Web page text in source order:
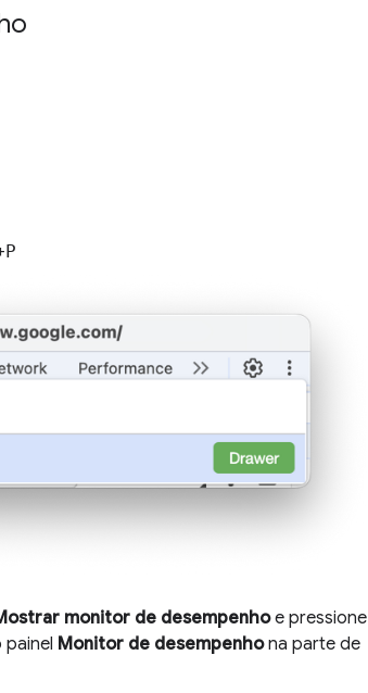
P
monitor de desempenhoe pressione
painel Monitor de desempenhona parte de